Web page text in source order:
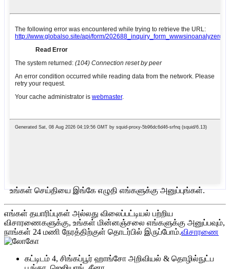
உங்கள் செய்தியை இங்கே எழுதி எங்களுக்கு அனுப்புங்கள்.
எங்கள் தயாரிப்புகள் அல்லது விலைப்பட்டியல் பற்றிய
விசாரணைகளுக்கு, உங்கள் மின்னஞ்சலை எங்களுக்கு அனுப்பவும்,
நாங்கள் 24 மணி நேரத்திற்குள் தொடர்பில் இருப்போம்.விசாரணை
கட்டிடம் 4, சிங்கப்பூர் ஹாங்சோ அறிவியல் & தொழில்நுட்ப